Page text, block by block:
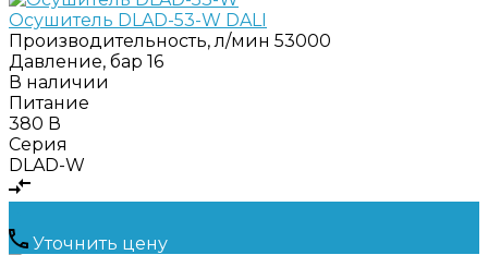
Осушитель DLAD-53-W DALI
Производительность, л/мин 53000
Давление, бар 16
В наличии
Питание
380 В
Серия
DLAD-W
Уточнить цену